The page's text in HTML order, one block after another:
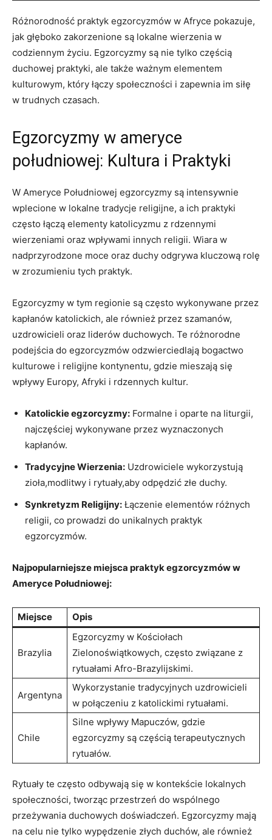
Różnorodność praktyk egzorcyzmów w Afryce‍ pokazuje,
jak głęboko zakorzenione są lokalne wierzenia w
codziennym życiu. Egzorcyzmy ⁢są nie tylko częścią
duchowej praktyki, ale także ważnym elementem
kulturowym, który łączy społeczności i zapewnia im siłę
w trudnych czasach.
Egzorcyzmy w ameryce
południowej: Kultura i Praktyki
W‍ Ameryce Południowej egzorcyzmy są intensywnie
wplecione w lokalne tradycje religijne, ⁣a ich praktyki ​
często łączą‍ elementy katolicyzmu z ⁣rdzennymi
wierzeniami oraz‍ wpływami innych religii. Wiara w
nadprzyrodzone moce oraz duchy odgrywa kluczową rolę
w‍ zrozumieniu tych praktyk.
Egzorcyzmy w tym regionie są często wykonywane przez
kapłanów katolickich, ale również przez ⁣szamanów,
uzdrowicieli oraz liderów duchowych. Te różnorodne
⁣podejścia⁢ do egzorcyzmów odzwierciedlają bogactwo
kulturowe i religijne kontynentu, gdzie mieszają się
wpływy Europy, Afryki i rdzennych kultur.
Katolickie egzorcyzmy: Formalne i oparte na​ liturgii,
najczęściej wykonywane przez ‍wyznaczonych
kapłanów.
Tradycyjne Wierzenia: Uzdrowiciele wykorzystują
zioła,modlitwy i rytuały,aby odpędzić złe duchy.
Synkretyzm Religijny: Łączenie elementów różnych
religii, co prowadzi do ⁣unikalnych praktyk
egzorcyzmów.
Najpopularniejsze miejsca praktyk egzorcyzmów w
Ameryce Południowej:
Miejsce Opis
Brazylia
Egzorcyzmy w Kościołach
Zielonoświątkowych, często związane z
rytuałami Afro-Brazylijskimi.
Argentyna
Wykorzystanie tradycyjnych uzdrowicieli
w połączeniu z katolickimi rytuałami.
Chile
Silne wpływy Mapuczów, gdzie
egzorcyzmy są częścią terapeutycznych
rytuałów.
Rytuały te często odbywają się w kontekście ⁣lokalnych
społeczności, tworząc przestrzeń do wspólnego
przeżywania duchowych doświadczeń. Egzorcyzmy⁤ mają
na celu nie tylko wypędzenie złych duchów, ale⁣ również